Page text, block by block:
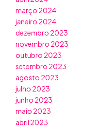
março 2024
janeiro 2024
dezembro 2023
novembro 2023
outubro 2023
setembro 2023
agosto 2023
julho 2023
junho 2023
maio 2023
abril 2023